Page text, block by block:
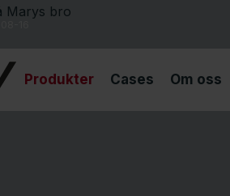
Produkter Cases Om oss